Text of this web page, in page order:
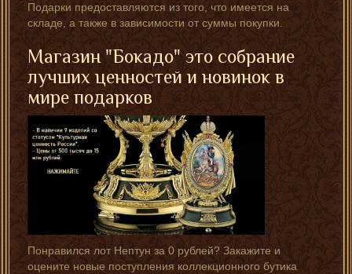
Подарки предоставляются из того, что имеется на
складе, а также в зависимости от суммы покупки.
Магазин "Бокадо" это собрание
лучших ценностей и новинок в
мире подарков
Понравился лот Нептун за 0 рублей? Закажите и
оцените новые поступления коллекционного бутика